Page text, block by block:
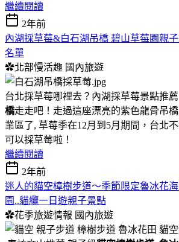
繼續閱讀
2年前
內湖採草莓&白石湖吊橋 碧山草莓園親
名單
✿北部慢活趣 國內旅遊
台北採草莓哪裡去？內湖採草莓景點推
橋走走吧！走過這座漂亮的紫色龍骨吊
業區了, 草莓季在12月到5月期間，台北
可以採草莓啦！
繼續閱讀
2年前
迷人的貓空樟樹步道～季節限定魯冰花
園..貓纜一日遊親子景點
✿花季旅遊情報 國內旅遊